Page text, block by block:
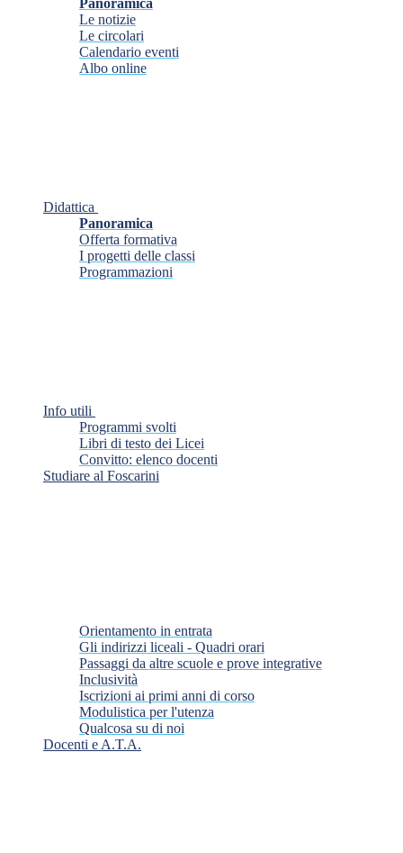
Panoramica
Le notizie
Le circolari
Calendario eventi
Albo online
Didattica
Panoramica
Offerta formativa
I progetti delle classi
Programmazioni
Info utili
Programmi svolti
Libri di testo dei Licei
Convitto: elenco docenti
Studiare al Foscarini
Orientamento in entrata
Gli indirizzi liceali - Quadri orari
Passaggi da altre scuole e prove integrative
Inclusività
Iscrizioni ai primi anni di corso
Modulistica per l'utenza
Qualcosa su di noi
Docenti e A.T.A.